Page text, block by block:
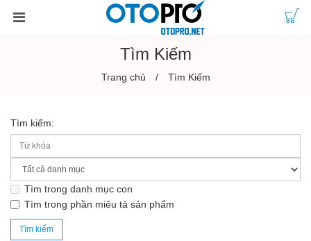
Tìm Kiếm
Trang chủ Tìm Kiếm
Tìm kiếm:
Tìm trong danh mục con
Tìm trong phần miêu tả sản phẩm